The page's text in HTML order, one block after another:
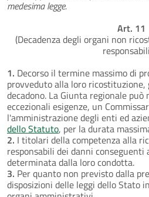
medesima legge.
Art. 11
(Decadenza degli organi non
1. Decorso il termine massimo di
provveduto alla loro
decadono. La Giunta regionale
eccezionali esigenze, un
l'amministrazione degli enti ed
dello Statuto, per la durata
2. I titolari della competenza alla
responsabili dei danni conseguenti
determinata dalla loro condotta.
3. Per quanto non previsto dalla
disposizioni delle leggi dello Stato